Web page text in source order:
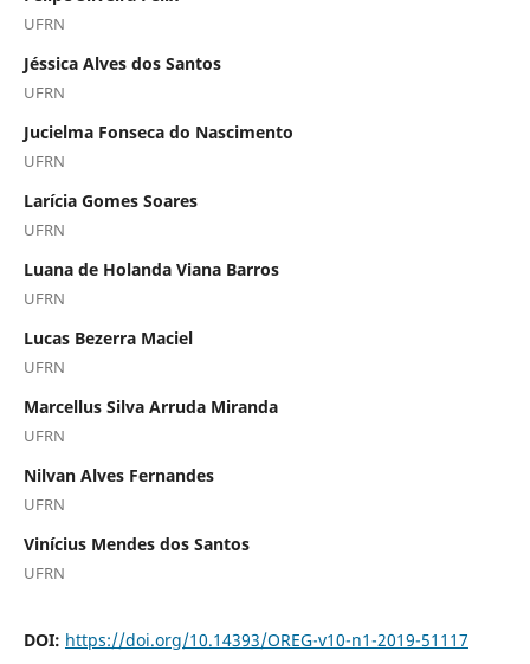
UFRN
Jéssica Alves dos Santos
UFRN
Jucielma Fonseca do Nascimento
UFRN
Larícia Gomes Soares
UFRN
Luana de Holanda Viana Barros
UFRN
Lucas Bezerra Maciel
UFRN
Marcellus Silva Arruda Miranda
UFRN
Nilvan Alves Fernandes
UFRN
Vinícius Mendes dos Santos
UFRN
DOI: https://doi.org/10.14393/OREG-v10-n1-2019-51117